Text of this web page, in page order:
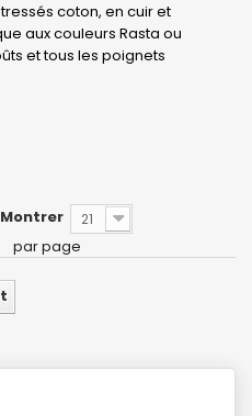
coton, en cuir et
aux couleurs Rasta ou
et tous les poignets
Montrer 21
par page